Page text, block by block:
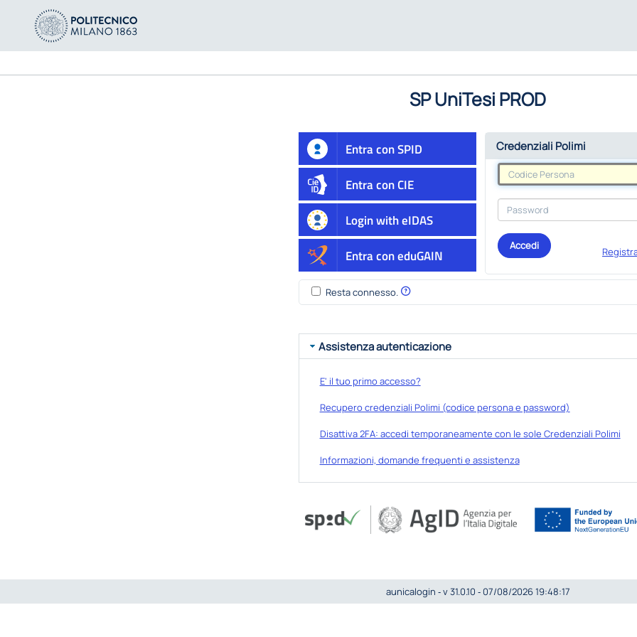
SP UniTesi PROD
Entra con SPID
Entra con CIE
Login with eIDAS
Entra con eduGAIN
Credenziali Polimi
Accedi
Resta connesso.
Assistenza autenticazione
E' il tuo primo accesso?
Recupero credenziali Polimi (codice persona e password)
Disattiva 2FA: accedi temporaneamente con le sole Credenziali Polimi
Informazioni, domande frequenti e assistenza
aunicalogin ‐ v 31.0.10 ‐ 07/08/2026 19:48:17